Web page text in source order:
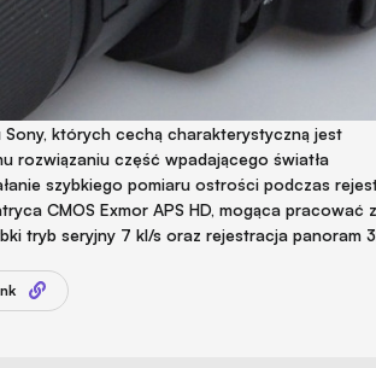
których cechą charakterystyczną jest
rozwiązaniu część wpadającego światła
szybkiego pomiaru ostrości podczas
CMOS Exmor APS HD, mogąca pracować z
tryb seryjny 7 kl/s oraz rejestracja panoram